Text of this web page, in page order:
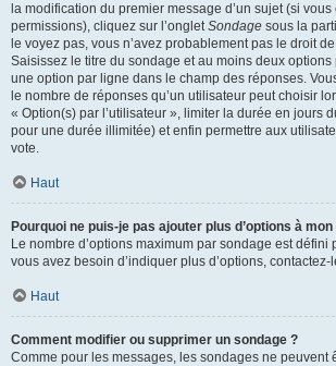
la modification du premier message d’un sujet (si
permissions), cliquez sur l’ongletSondage sous la
le voyez pas, vous n’avez probablement pas le droit
Saisissez le titre du sondage et au moins deux
une option par ligne dans le champ des réponses.
le nombre de réponses qu’un utilisateur peut choisir
« Option(s) par l’utilisateur », limiter la durée en jours
pour une durée illimitée) et enfin permettre aux
vote.
Haut
Pourquoi ne puis-je pas ajouter plus d’options à
Le nombre d’options maximum par sondage est défini
vous avez besoin d’indiquer plus d’options, contactez-
Haut
Comment modifier ou supprimer un sondage ?
Comme pour les messages, les sondages ne peuvent